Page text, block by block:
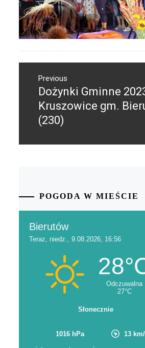
wpisuPrevious
Previous
post:
Dożynki Gminne
Kruszowice gm.
(230)
POGODA W MIEŚCIE